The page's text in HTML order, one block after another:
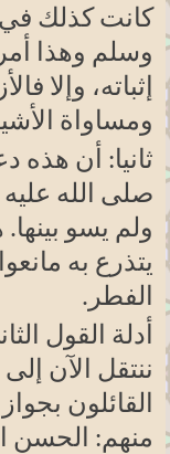
كانت كذلك
وسلم وهذا
إثباته، وإلا
ومساواة
ثانيا: أن هذه
صلى الله
ولم يسو
يتذرع به
الفطر .
أدلة القول
ننتقل الآن
القائلون
منهم: الحسن